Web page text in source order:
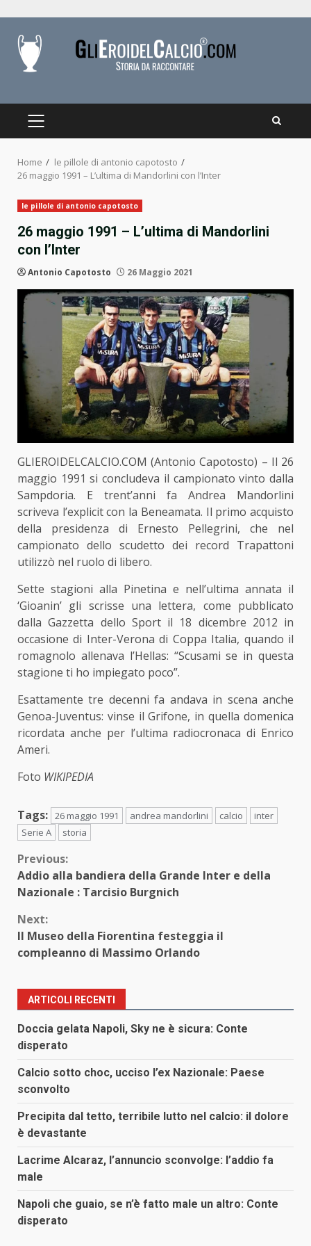
content
PRIMARY
Home
le pillole di antonio capotosto
26 maggio 1991 – L’ultima di Mandorlini con l’Inter
le pillole di antonio capotosto
26 maggio 1991 – L’ultima di Mandorlini
con l’Inter
Antonio Capotosto 26 Maggio 2021
GLIEROIDELCALCIO.COM (Antonio Capotosto) – Il 26
maggio 1991 si concludeva il campionato vinto dalla
Sampdoria. E trent’anni fa Andrea Mandorlini
scriveva l’explicit con la Beneamata. Il primo acquisto
della presidenza di Ernesto Pellegrini, che nel
campionato dello scudetto dei record Trapattoni
utilizzò nel ruolo di libero.
Sette stagioni alla Pinetina e nell’ultima annata il
‘Gioanin’ gli scrisse una lettera, come pubblicato
dalla Gazzetta dello Sport il 18 dicembre 2012 in
occasione di Inter-Verona di Coppa Italia, quando il
romagnolo allenava l’Hellas: “Scusami se in questa
stagione ti ho impiegato poco”.
Esattamente tre decenni fa andava in scena anche
Genoa-Juventus: vinse il Grifone, in quella domenica
ricordata anche per l’ultima radiocronaca di Enrico
Ameri.
Foto WIKIPEDIA
Tags: 26 maggio 1991 andrea mandorlini calcio
inter
Serie A
storia
Continue
Reading
Previous:
Addio alla bandiera della Grande Inter e della
Nazionale : Tarcisio Burgnich
Next:
Il Museo della Fiorentina festeggia il
compleanno di Massimo Orlando
ARTICOLI RECENTI
Doccia gelata Napoli, Sky ne è sicura: Conte
disperato
Calcio sotto choc, ucciso l’ex Nazionale: Paese
sconvolto
Precipita dal tetto, terribile lutto nel calcio: il dolore
è devastante
Lacrime Alcaraz, l’annuncio sconvolge: l’addio fa
male
Napoli che guaio, se n’è fatto male un altro: Conte
disperato